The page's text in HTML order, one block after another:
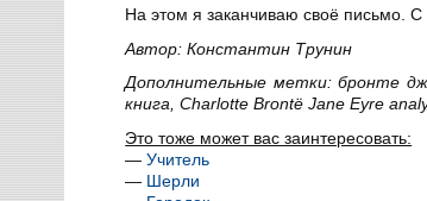
На этом я заканчиваю своё письмо. С
Автор: Константин Трунин
Дополнительные метки: бронте
книга, Charlotte Brontë Jane Eyre
Это тоже может вас заинтересовать:
—Учитель
— Шерли